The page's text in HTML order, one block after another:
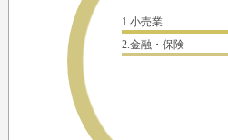
1.小売業
2.金融・保険